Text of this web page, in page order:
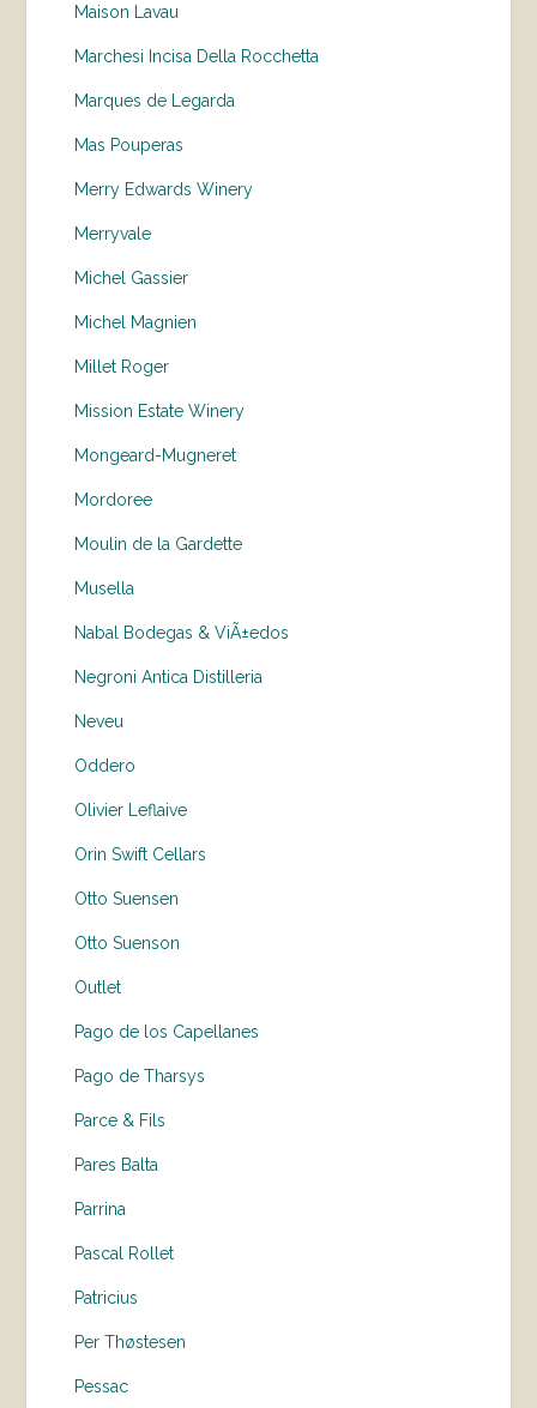
Maison Lavau
Marchesi Incisa Della Rocchetta
Marques de Legarda
Mas Pouperas
Merry Edwards Winery
Merryvale
Michel Gassier
Michel Magnien
Millet Roger
Mission Estate Winery
Mongeard-Mugneret
Mordoree
Moulin de la Gardette
Musella
Nabal Bodegas & ViÃ±edos
Negroni Antica Distilleria
Neveu
Oddero
Olivier Leflaive
Orin Swift Cellars
Otto Suensen
Otto Suenson
Outlet
Pago de los Capellanes
Pago de Tharsys
Parce & Fils
Pares Balta
Parrina
Pascal Rollet
Patricius
Per Thøstesen
Pessac